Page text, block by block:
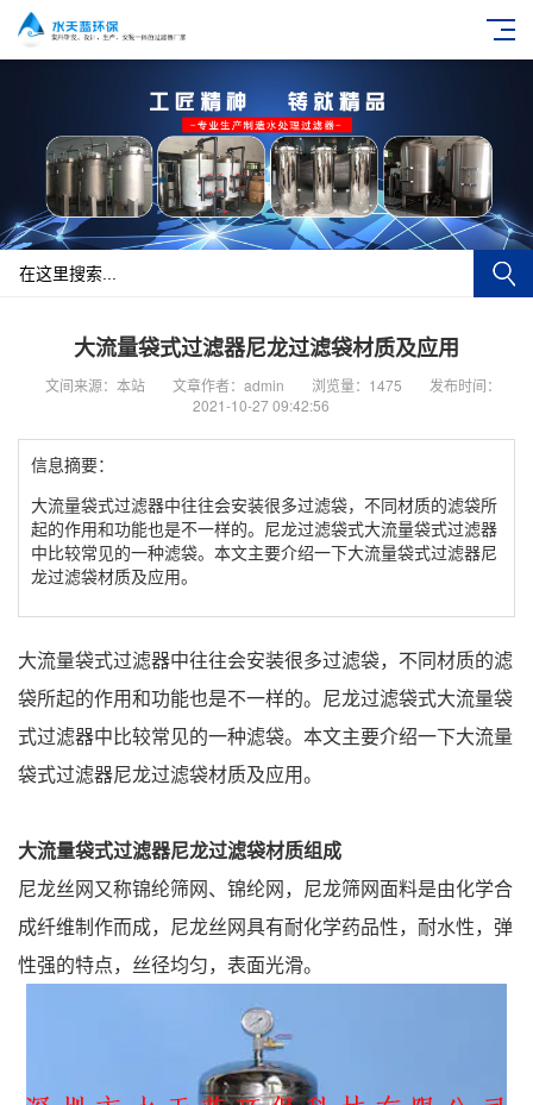
大流量袋式过滤器尼龙过滤袋材质及应用
文间来源：本站 文章作者：admin 浏览量：1475
发布时间：
2021-10-27 09:42:56
信息摘要：
大流量袋式过滤器中往往会安装很多过滤袋，不同材质的滤袋所
起的作用和功能也是不一样的。尼龙过滤袋式大流量袋式过滤器
中比较常见的一种滤袋。本文主要介绍一下大流量袋式过滤器尼
龙过滤袋材质及应用。
大流量袋式过滤器中往往会安装很多过滤袋，不同材质的滤
袋所起的作用和功能也是不一样的。尼龙过滤袋式大流量袋
式过滤器中比较常见的一种滤袋。本文主要介绍一下大流量
袋式过滤器尼龙过滤袋材质及应用。
大流量袋式过滤器尼龙过滤袋材质组成
尼龙丝网又称锦纶筛网、锦纶网，尼龙筛网面料是由化学合
成纤维制作而成，尼龙丝网具有耐化学药品性，耐水性，弹
性强的特点，丝径均匀，表面光滑。